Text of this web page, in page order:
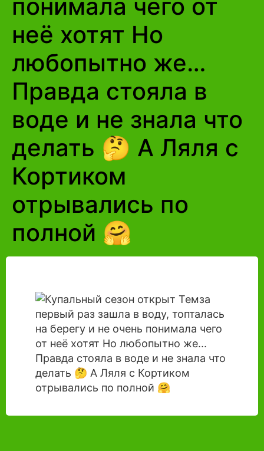
понимала чего от
неё хотят Но
любопытно же…
Правда стояла в
воде и не знала что
делать 🤔 А Ляля с
Кортиком
отрывались по
полной 🤗